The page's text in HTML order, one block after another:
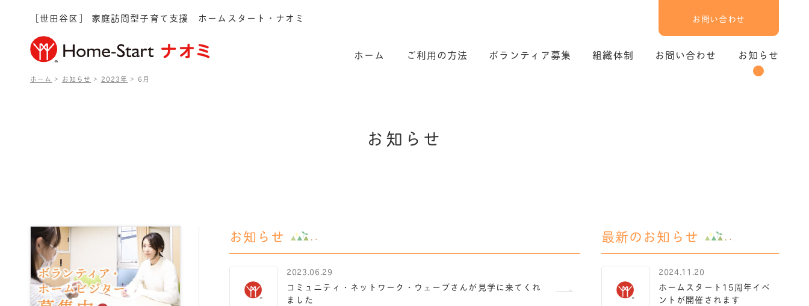
［世田谷区］ 家庭訪問型子育て支援 ホームスタート・ナオミ お問い合わせ
ホーム ご利用の方法 ボランティア募集 組織体制 お問い合わせ お知らせ
ホーム > お知らせ > 2023年 > 6月
お知 ら せ
お知らせ
2023.06.29
コミュニティ・ネットワーク・ウェーブさんが見学に来てくれ
ました
最新のお知らせ
2024.11.20
ホームスタート15周年イベ
ントが開催されます